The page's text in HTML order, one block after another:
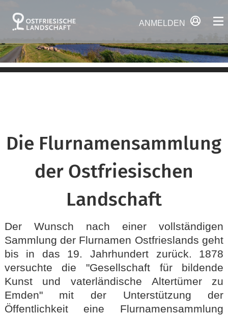
ANMELDEN
Die Flurnamensammlung
der Ostfriesischen
Landschaft
Der Wunsch nach einer vollständigen
Sammlung der Flurnamen Ostfrieslands geht
bis in das 19. Jahrhundert zurück. 1878
versuchte die "Gesellschaft für bildende
Kunst und vaterländische Altertümer zu
Emden" mit der Unterstützung der
Öffentlichkeit eine Flurnamensammlung